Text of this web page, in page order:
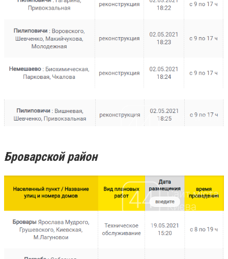
Броварской район